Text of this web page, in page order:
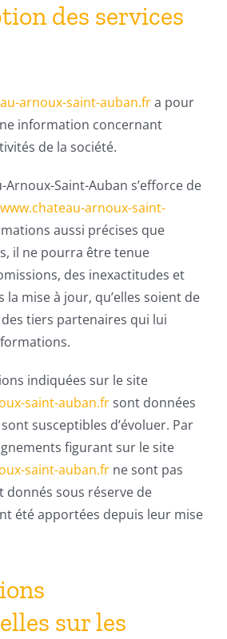
des services
arnoux-saint-auban.fra pour
information concernant
de la société.
Arnoux-Saint-Auban s’efforce de
www.chateau-arnoux-saint-
aussi précises que
il ne pourra être tenue
des inexactitudes et
la mise à jour, qu’elles soient de
tiers partenaires qui lui
indiquées sur le site
saint-auban.frsont données
susceptibles d’évoluer. Par
figurant sur le site
saint-auban.fr ne sont pas
donnés sous réserve de
été apportées depuis leur mise
sur les